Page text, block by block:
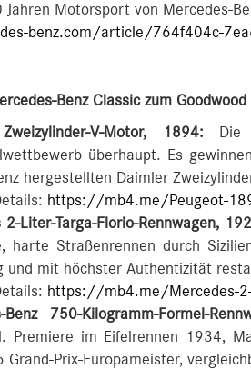
Jahren Motorsport von Mercedes-
benz.com/article/764f404c-
Benz Classic zum
V-Motor, 1894: Die
überhaupt. Es
hergestellten Daimler
https://mb4.me/Peugeot-
2-Liter-Targa-Florio-Rennwagen,
harte Straßenrennen durch
und mit höchster Authentizität
https://mb4.me/Mercedes-2-
Benz 750-Kilogramm-Formel-
Premiere im Eifelrennen 1934,
Grand-Prix-Europameister,